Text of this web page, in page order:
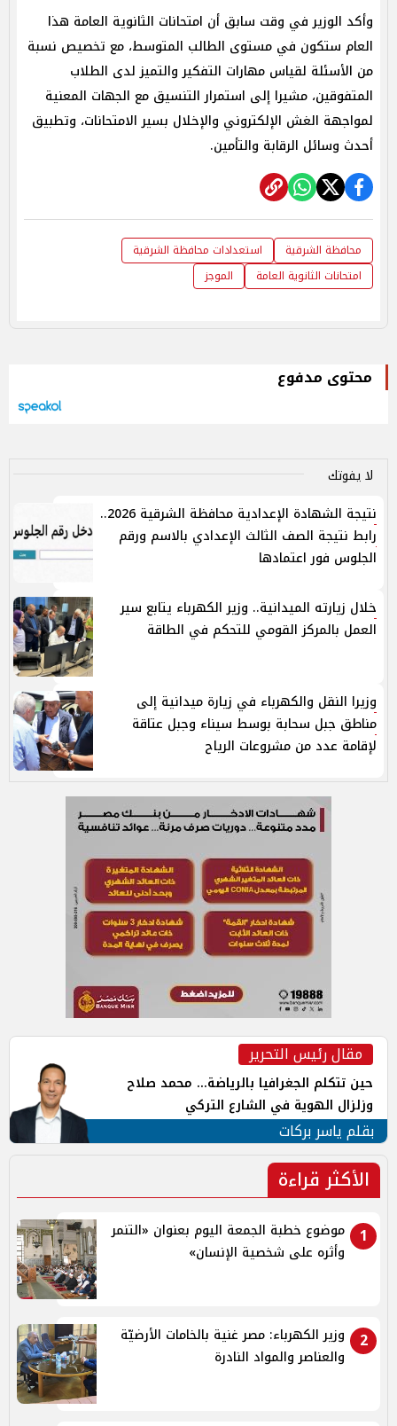
وأكد الوزير في وقت سابق أن امتحانات الثانوية العامة هذا
العام ستكون في مستوى الطالب المتوسط، مع تخصيص نسبة
من الأسئلة لقياس مهارات التفكير والتميز لدى الطلاب
المتفوقين، مشيرا إلى استمرار التنسيق مع الجهات المعنية
لمواجهة الغش الإلكتروني والإخلال بسير الامتحانات، وتطبيق
أحدث وسائل الرقابة والتأمين.
محافظة الشرقية
استعدادات محافظة الشرقية
امتحانات الثانوية العامة
الموجز
محتوى مدفوع
لا يفوتك
نتيجة الشهادة الإعدادية محافظة الشرقية 2026..
رابط نتيجة الصف الثالث الإعدادي بالاسم ورقم
الجلوس فور اعتمادها
خلال زيارته الميدانية.. وزير الكهرباء يتابع سير
العمل بالمركز القومي للتحكم في الطاقة
وزيرا النقل والكهرباء في زيارة ميدانية إلى
مناطق جبل سحابة بوسط سيناء وجبل عتاقة
لإقامة عدد من مشروعات الرياح
مقال رئيس التحرير
حين تتكلم الجغرافيا بالرياضة... محمد صلاح
وزلزال الهوية في الشارع التركي
بقلم ياسر بركات
الأكثر قراءة
1
موضوع خطبة الجمعة اليوم بعنوان «التنمر
وأثره على شخصية الإنسان»
2
وزير الكهرباء: مصر غنية بالخامات الأرضيّة
والعناصر والمواد النادرة